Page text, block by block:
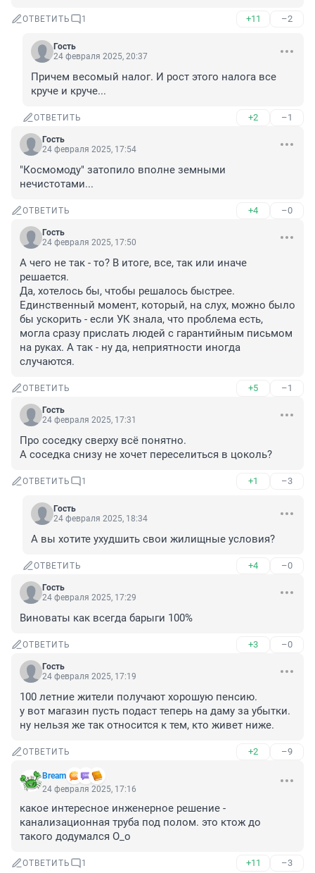
ОТВЕТИТЬ 1 +11 –2
Гость
24 февраля 2025, 20:37
Причем весомый налог. И рост этого налога все
круче и круче...
ОТВЕТИТЬ +2 –1
Гость
24 февраля 2025, 17:54
"Космомоду" затопило вполне земными
нечистотами...
ОТВЕТИТЬ +4 –0
Гость
24 февраля 2025, 17:50
А чего не так - то? В итоге, все, так или иначе
решается.
Да, хотелось бы, чтобы решалось быстрее.
Единственный момент, который, на слух, можно было
бы ускорить - если УК знала, что проблема есть,
могла сразу прислать людей с гарантийным письмом
на руках. А так - ну да, неприятности иногда
случаются.
ОТВЕТИТЬ +5 –1
Гость
24 февраля 2025, 17:31
Про соседку сверху всё понятно.
А соседка снизу не хочет переселиться в цоколь?
ОТВЕТИТЬ 1 +1 –3
Гость
24 февраля 2025, 18:34
А вы хотите ухудшить свои жилищные условия?
ОТВЕТИТЬ +4 –0
Гость
24 февраля 2025, 17:29
Виноваты как всегда барыги 100%
ОТВЕТИТЬ +3 –0
Гость
24 февраля 2025, 17:19
100 летние жители получают хорошую пенсию.
у вот магазин пусть подаст теперь на даму за убытки.
ну нельзя же так относится к тем, кто живет ниже.
ОТВЕТИТЬ +2 –9
Bream
24 февраля 2025, 17:16
какое интересное инженерное решение -
канализационная труба под полом. это ктож до
такого додумался О_о
ОТВЕТИТЬ 1 +11 –3